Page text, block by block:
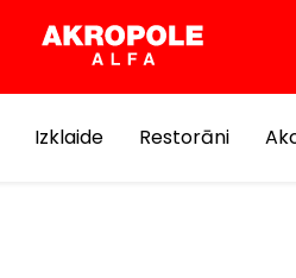
Izklaide Restorāni